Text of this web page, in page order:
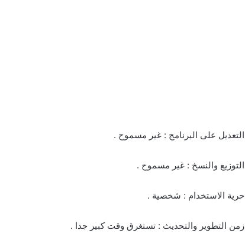
التعديل على البرنامج : غير مسموح .
التوزيع والنسخ : غير مسموح .
حرية الاستخدام : شخصية .
زمن التطوير والتحديث : تستغرق وقت كبير جدا .